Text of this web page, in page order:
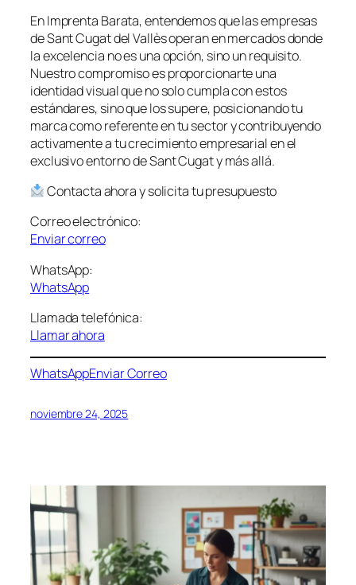
En Imprenta Barata, entendemos que las empresas
de Sant Cugat del Vallès operan en mercados donde
la excelencia no es una opción, sino un requisito.
Nuestro compromiso es proporcionarte una
identidad visual que no solo cumpla con estos
estándares, sino que los supere, posicionando tu
marca como referente en tu sector y contribuyendo
activamente a tu crecimiento empresarial en el
exclusivo entorno de Sant Cugat y más allá.
Contacta ahora y solicita tu presupuesto
Correo electrónico:
Enviar correo
WhatsApp:
WhatsApp
Llamada telefónica:
Llamar ahora
WhatsAppEnviar Correo
noviembre 24, 2025